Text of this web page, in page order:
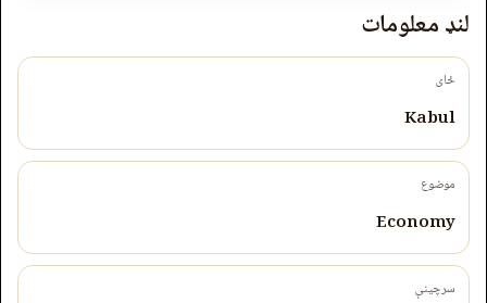
لنډ معلومات
ځای
Kabul
موضوع
Economy
سرچینې